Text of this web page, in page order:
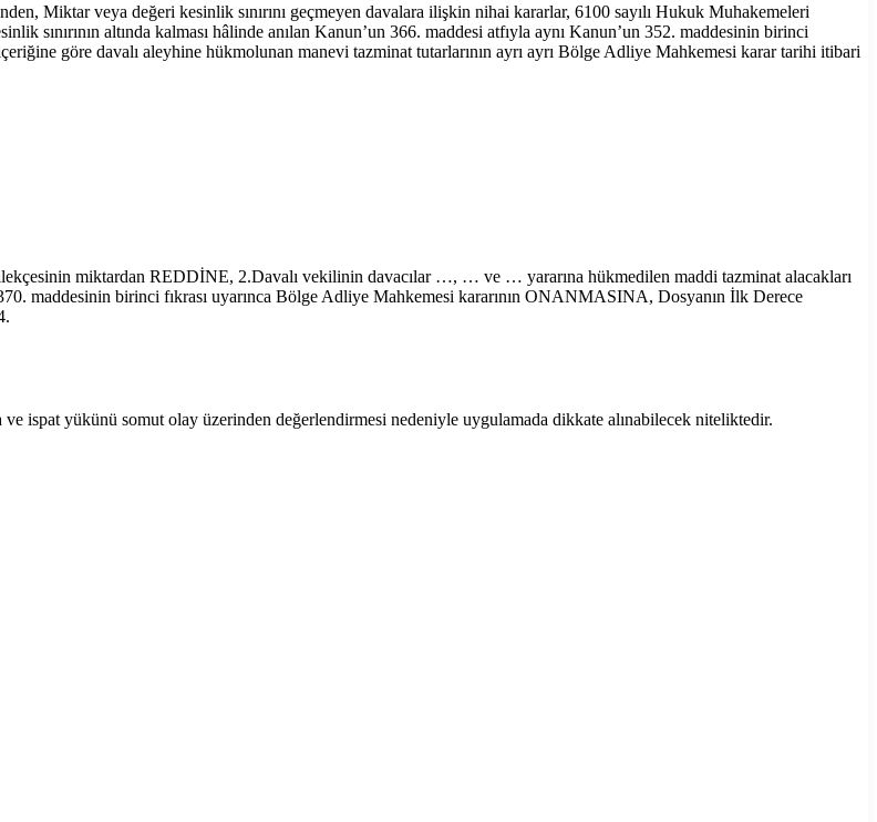
Miktar veya değeri kesinlik sınırını geçmeyen davalara ilişkin nihai kararlar, 6100 sayılı Hukuk Muhakemeleri
sınırının altında kalması hâlinde anılan Kanun’un 366. maddesi atfıyla aynı Kanun’un 352. maddesinin birinci
göre davalı aleyhine hükmolunan manevi tazminat tutarlarının ayrı ayrı Bölge Adliye Mahkemesi karar tarihi itibari
miktardan REDDİNE, 2.Davalı vekilinin davacılar …, … ve … yararına hükmedilen maddi tazminat alacakları
maddesinin birinci fıkrası uyarınca Bölge Adliye Mahkemesi kararının ONANMASINA, Dosyanın İlk Derece
ve ispat yükünü somut olay üzerinden değerlendirmesi nedeniyle uygulamada dikkate alınabilecek niteliktedir.